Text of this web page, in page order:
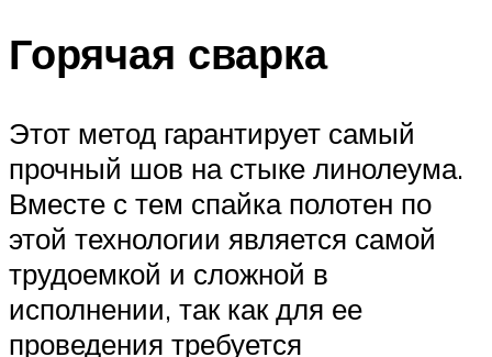
Горячая сварка
Этот метод гарантирует самый
прочный шов на стыке линолеума.
Вместе с тем спайка полотен по
этой технологии является самой
трудоемкой и сложной в
исполнении, так как для ее
проведения требуется